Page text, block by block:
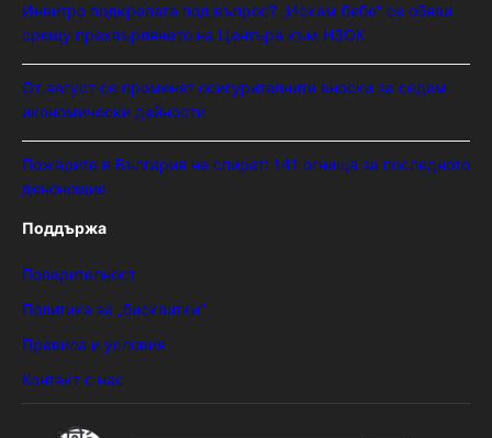
Инвитро подкрепата под въпрос? „Искам бебе“ се обяви
срещу прехвърлянето на Центъра към НЗОК
От август се променят осигурителните вноски за седем
икономически дейности
Пожарите в България не спират: 141 огнища за последното
денонощие
Поддържа
Поверителност
Политика за „бисквитки“
Правила и условия
Контакт с нас